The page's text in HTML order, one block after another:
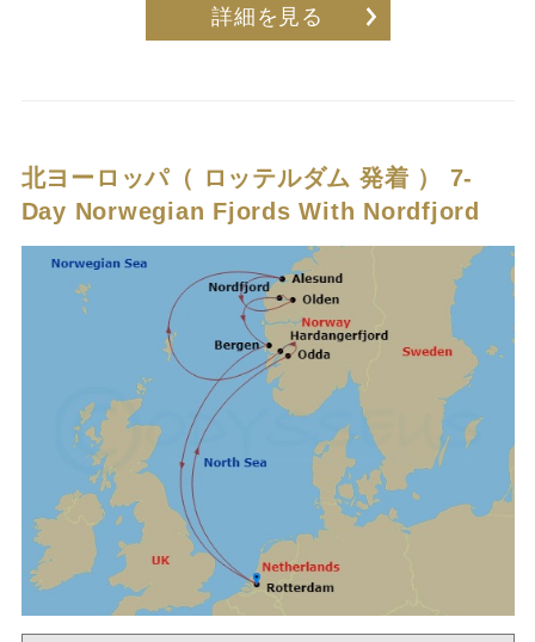
詳細を見る
北ヨーロッパ（ ロッテルダム 発着 ） 7-
Day Norwegian Fjords With Nordfjord